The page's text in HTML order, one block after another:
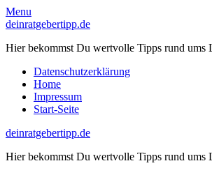
Skip
to
Menu
deinratgebertipp.de
Hier bekommst Du wertvolle Tipps rund ums
Datenschutzerklärung
Home
Impressum
Start-Seite
deinratgebertipp.de
Hier bekommst Du wertvolle Tipps rund ums